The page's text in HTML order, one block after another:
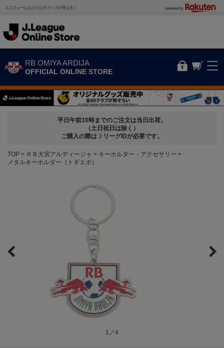
ユニフォームなどの公式グッズが買える！ powered by
RB OMIYA ARDIJA
OFFICIAL ONLINE STORE
平日午前10時までのご注文は当日出荷。
（土日祝日は除く）
ご購入の際はＪリーグIDが必要です。
TOP ＲＢ大宮アルディージャ
キーホルダー・アクセサリー
メタルキーホルダー（トギエポ）
1／4